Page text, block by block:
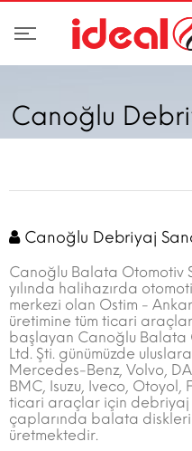
Canoğlu
Canoğlu Debriyaj
Canoğlu Balata Otomotiv
yılında halihazırda
merkezi olan Ostim -
üretimine tüm ticari
başlayan Canoğlu Balata
Ltd. Şti. günümüzde
Mercedes-Benz, Volvo,
BMC, Isuzu, Iveco,
ticari araçlar için debriyaj
çaplarında balata
üretmektedir.